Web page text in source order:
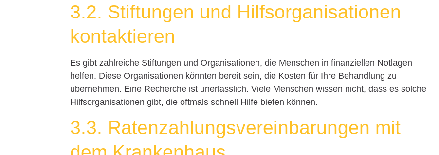
3.2. Stiftungen und Hilfsorganisationen
kontaktieren
Es gibt zahlreiche Stiftungen und Organisationen, die Menschen in finanziellen Notlagen
helfen. Diese Organisationen könnten bereit sein, die Kosten für Ihre Behandlung zu
übernehmen. Eine Recherche ist unerlässlich. Viele Menschen wissen nicht, dass es solche
Hilfsorganisationen gibt, die oftmals schnell Hilfe bieten können.
3.3. Ratenzahlungsvereinbarungen mit